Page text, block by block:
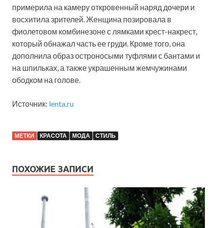
примерила на камеру откровенный наряд дочери и
восхитила зрителей. Женщина позировала в
фиолетовом комбинезоне с лямками крест-накрест,
который обнажал часть ее груди. Кроме того, она
дополнила образ остроносыми туфлями с бантами и
на шпильках, а также украшенным жемчужинами
ободком на голове.
Источник: lenta.ru
МЕТКИ КРАСОТА МОДА СТИЛЬ
ПОХОЖИЕ ЗАПИСИ